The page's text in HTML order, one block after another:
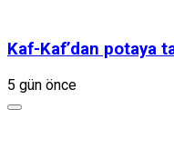
Kaf-Kaf’dan potaya
5 gün önce